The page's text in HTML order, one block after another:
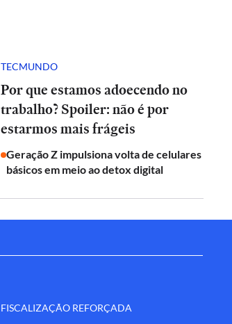
TECMUNDO
Por que estamos adoecendo no
trabalho? Spoiler: não é por
estarmos mais frágeis
Geração Z impulsiona volta de celulares
básicos em meio ao detox digital
FISCALIZAÇÃO REFORÇADA